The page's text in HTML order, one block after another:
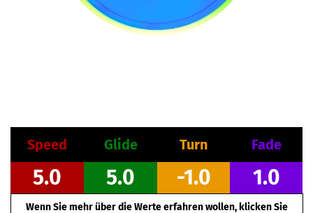
Speed Glide Turn Fade
5.0 5.0 -1.0 1.0
Wenn Sie mehr über die Werte erfahren wollen, klicken Sie